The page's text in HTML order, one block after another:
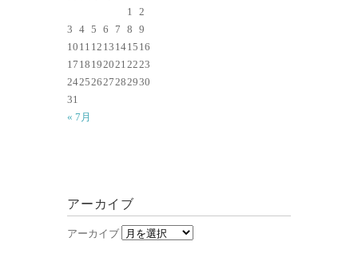
« 7月
1
2
3 4 5 6 7 8 9
10 11 12 13 1415 16
17 18 19 20 21 22 23
2425 26 27 28 2930
31
アーカイブ
アーカイブ